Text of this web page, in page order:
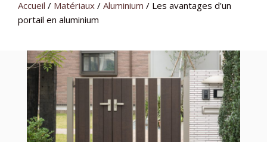
Accueil / Matériaux / Aluminium / Les avantages d’un
portail en aluminium